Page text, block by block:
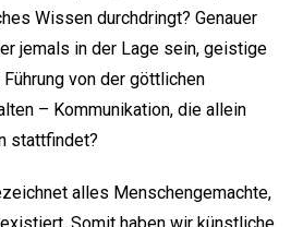
Wissen durchdringt? Genauer
jemals in der Lage sein, geistige
von der göttlichen
– Kommunikation, die allein
stattfindet?
alles Menschengemachte,